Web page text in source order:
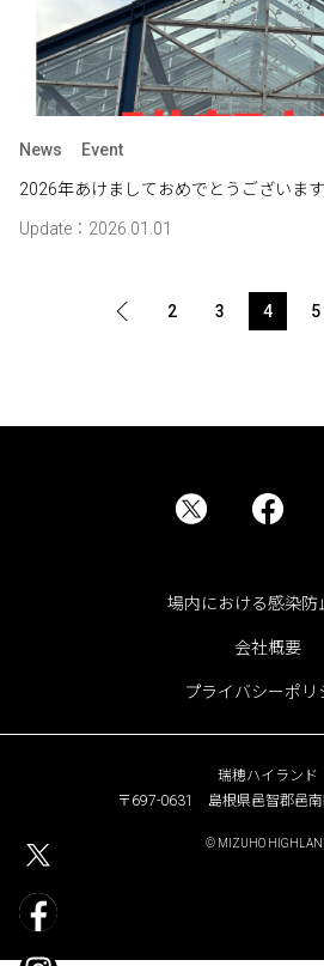
News Event
2026年あけましておめでとうございます
Update：2026.01.01
2 3 4 5
場内における感染防
会社概要
プライバシーポリ
瑞穂ハイランド
〒697-0631 島根県邑智郡邑
© MIZUHO